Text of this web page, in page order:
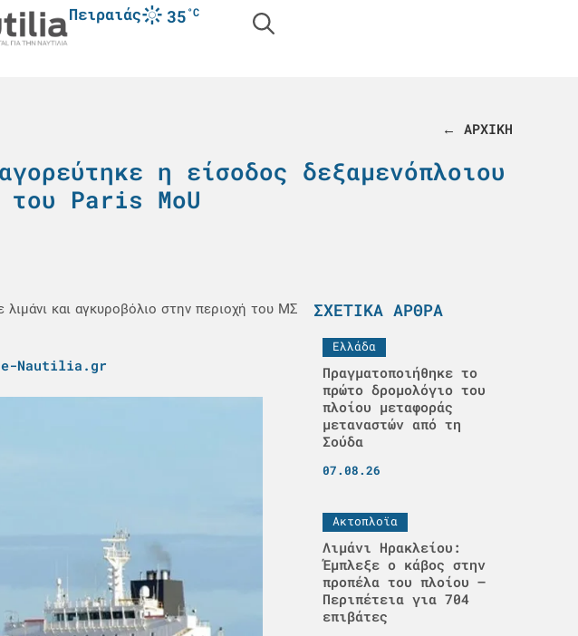
Πειραιάς 35°C
← ΑΡΧΙΚΗ
η είσοδος δεξαμενόπλοιου
Paris MoU
και αγκυροβόλιο στην περιοχή του ΜΣ
e-Nautilia.gr
ΣΧΕΤΙΚΆ ΆΡΘΡΑ
Ελλάδα
Πραγματοποιήθηκε το
πρώτο δρομολόγιο του
πλοίου μεταφοράς
μεταναστών από τη
Σούδα
07.08.26
Ακτοπλοϊα
Λιμάνι Ηρακλείου:
Έμπλεξε ο κάβος στην
προπέλα του πλοίου –
Περιπέτεια για 704
επιβάτες